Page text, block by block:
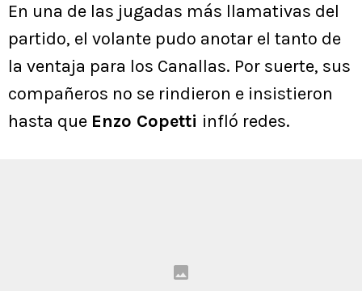
En una de las jugadas más llamativas del
partido, el volante pudo anotar el tanto de
la ventaja para los Canallas. Por suerte, sus
compañeros no se rindieron e insistieron
hasta que Enzo Copetti infló redes.